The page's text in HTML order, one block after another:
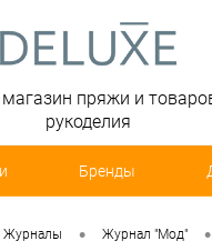
магазин пряжи и
рукоделия
Бренды
Журналы • Журнал "Мод" •